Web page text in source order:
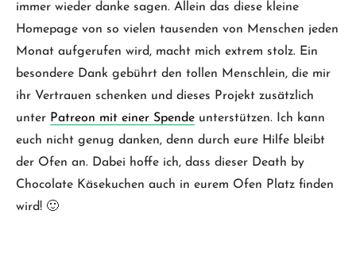
immer wieder danke sagen. Allein das diese kleine
Homepage von so vielen tausenden von Menschen jeden
Monat aufgerufen wird, macht mich extrem stolz. Ein
besondere Dank gebührt den tollen Menschlein, die mir
ihr Vertrauen schenken und dieses Projekt zusätzlich
unter Patreon mit einer Spende unterstützen. Ich kann
euch nicht genug danken, denn durch eure Hilfe bleibt
der Ofen an. Dabei hoffe ich, dass dieser Death by
Chocolate Käsekuchen auch in eurem Ofen Platz finden
wird! 🙂